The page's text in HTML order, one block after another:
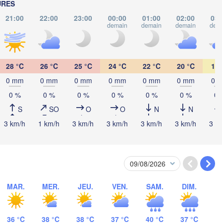
21:00 22:00 23:00 00:00
demain
01:00
demain
02:00
demain
28 °C
0 mm
0 %
S
3 km/h
26 °C
0 mm
0 %
SO
1 km/h
25 °C
0 mm
0 %
O
3 km/h
24 °C
0 mm
0 %
O
3 km/h
22 °C
0 mm
0 %
N
3 km/h
20 °C
0 mm
0 %
N
3 km/h
19
0
0
3
MAR.
36 °C
MER.
38 °C
JEU.
38 °C
VEN.
37 °C
SAM.
40 °C
DIM.
37 °C
Wien
Београд
(Beograd)
Скопје
(Skopje)
Debrecen
Ниш
(Niš)
Podgorica
Szeged
Banja Luka
Pécs
HONGRIE
BOSNIE-
MACÉDOINE
DU NORD
София
(Pleven)
Sibiu
Пловдив
(Plovdiv)
Cluj-Napoca